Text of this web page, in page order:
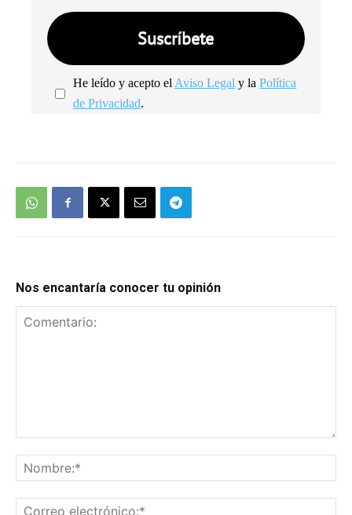
He leído y acepto el Aviso Legal y laPolítica
de Privacidad.
Nos encantaría conocer tu opinión